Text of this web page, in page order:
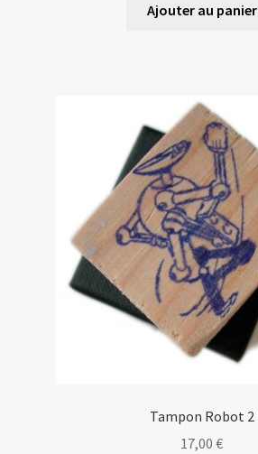
Ajouter au panier
Tampon Robot 2
17,00€